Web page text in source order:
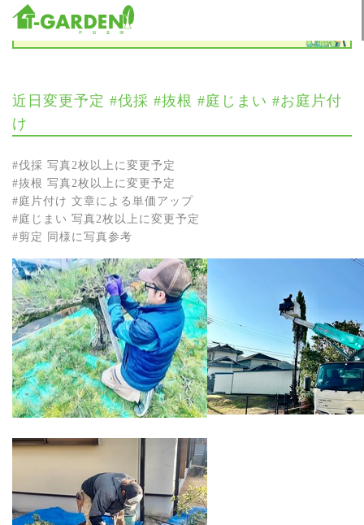
お知らせ
近日変更予定 #伐採 #抜根 #庭じまい #お庭片付
け
#伐採 写真2枚以上に変更予定
#抜根 写真2枚以上に変更予定
#庭片付け 文章による単価アップ
#庭じまい 写真2枚以上に変更予定
#剪定 同様に写真参考